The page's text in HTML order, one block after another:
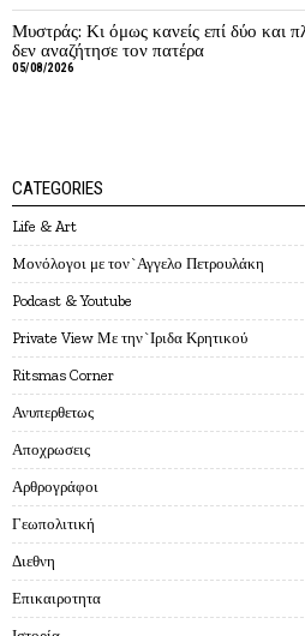
Μυστράς: Κι όμως κανείς επί δύο και
δεν αναζήτησε τον πατέρα
05/08/2026
CATEGORIES
Life & Art
Mονόλογοι με τον`Αγγελο Πετρουλάκη
Podcast & Youtube
Private View Με την`Ιριδα Κρητικού
Ritsmas Corner
Ανυπερθετως
Αποχρωσεις
Αρθρογράφοι
Γεωπολιτική
Διεθνη
Επικαιροτητα